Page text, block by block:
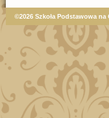
©2026 Szkoła Podstawowa na